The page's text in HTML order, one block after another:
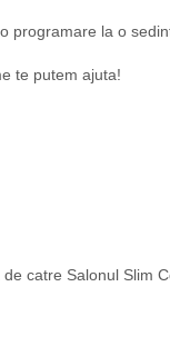
programare la o
te putem ajuta!
catre Salonul Slim